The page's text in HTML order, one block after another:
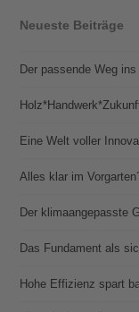
Neueste Beiträge
Der passende Weg
Eine Welt voller
Alles klar im
Der klimaangepasste
Das Fundament als
Hohe Effizienz spart